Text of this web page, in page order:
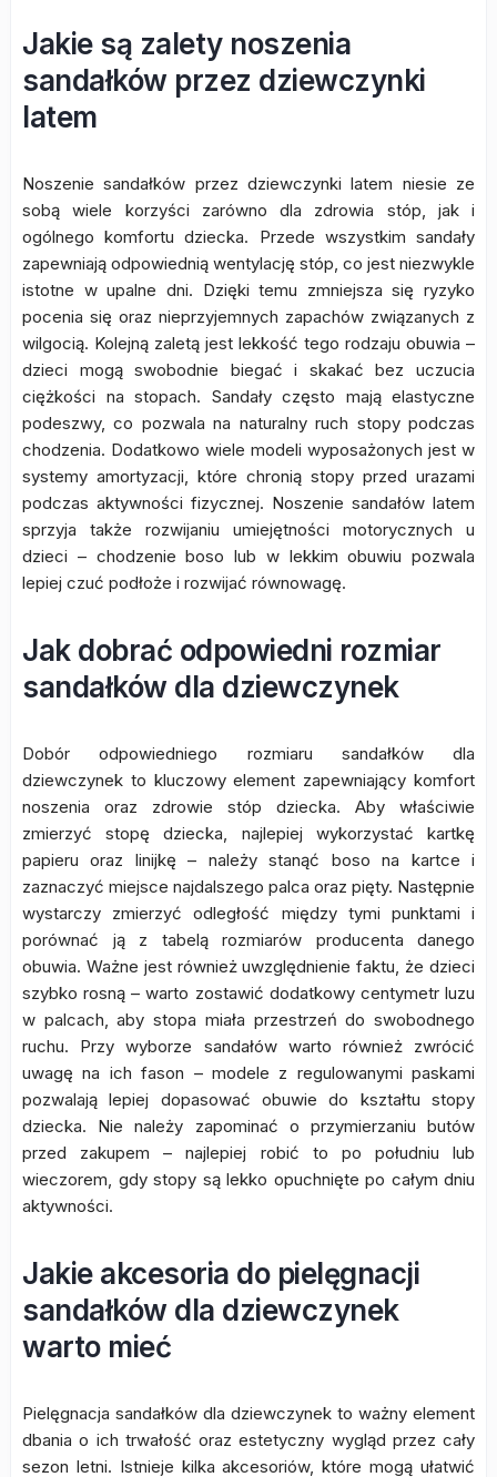
Jakie są zalety noszenia
sandałków przez dziewczynki
latem
Noszenie sandałków przez dziewczynki latem niesie ze
sobą wiele korzyści zarówno dla zdrowia stóp, jak i
ogólnego komfortu dziecka. Przede wszystkim sandały
zapewniają odpowiednią wentylację stóp, co jest niezwykle
istotne w upalne dni. Dzięki temu zmniejsza się ryzyko
pocenia się oraz nieprzyjemnych zapachów związanych z
wilgocią. Kolejną zaletą jest lekkość tego rodzaju obuwia –
dzieci mogą swobodnie biegać i skakać bez uczucia
ciężkości na stopach. Sandały często mają elastyczne
podeszwy, co pozwala na naturalny ruch stopy podczas
chodzenia. Dodatkowo wiele modeli wyposażonych jest w
systemy amortyzacji, które chronią stopy przed urazami
podczas aktywności fizycznej. Noszenie sandałów latem
sprzyja także rozwijaniu umiejętności motorycznych u
dzieci – chodzenie boso lub w lekkim obuwiu pozwala
lepiej czuć podłoże i rozwijać równowagę.
Jak dobrać odpowiedni rozmiar
sandałków dla dziewczynek
Dobór odpowiedniego rozmiaru sandałków dla
dziewczynek to kluczowy element zapewniający komfort
noszenia oraz zdrowie stóp dziecka. Aby właściwie
zmierzyć stopę dziecka, najlepiej wykorzystać kartkę
papieru oraz linijkę – należy stanąć boso na kartce i
zaznaczyć miejsce najdalszego palca oraz pięty. Następnie
wystarczy zmierzyć odległość między tymi punktami i
porównać ją z tabelą rozmiarów producenta danego
obuwia. Ważne jest również uwzględnienie faktu, że dzieci
szybko rosną – warto zostawić dodatkowy centymetr luzu
w palcach, aby stopa miała przestrzeń do swobodnego
ruchu. Przy wyborze sandałów warto również zwrócić
uwagę na ich fason – modele z regulowanymi paskami
pozwalają lepiej dopasować obuwie do kształtu stopy
dziecka. Nie należy zapominać o przymierzaniu butów
przed zakupem – najlepiej robić to po południu lub
wieczorem, gdy stopy są lekko opuchnięte po całym dniu
aktywności.
Jakie akcesoria do pielęgnacji
sandałków dla dziewczynek
warto mieć
Pielęgnacja sandałków dla dziewczynek to ważny element
dbania o ich trwałość oraz estetyczny wygląd przez cały
sezon letni. Istnieje kilka akcesoriów, które mogą ułatwić